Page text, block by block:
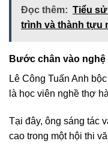
Đọc thêm: Tiểu
trình và thành tựu
Bước chân vào nghệ
Lê Công Tuấn Anh
là học viên nghề thợ
Tại đây, ông sáng tác
cao trong một hội thi